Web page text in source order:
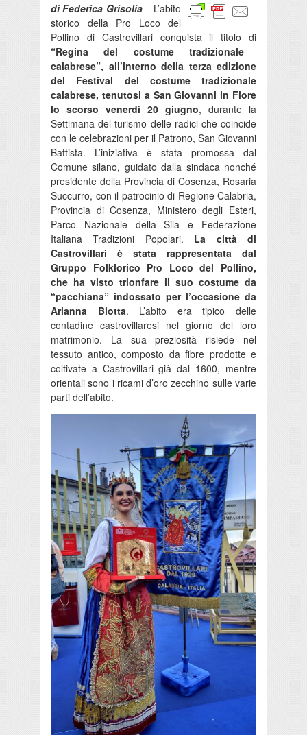
di Federica Grisolia – L’abito
storico della Pro Loco del
Pollino di Castrovillari conquista il titolo di
“Regina del costume tradizionale
calabrese”, all’interno della terza edizione
del Festival del costume tradizionale
calabrese, tenutosi a San Giovanni in Fiore
lo scorso venerdì 20 giugno, durante la
Settimana del turismo delle radici che coincide
con le celebrazioni per il Patrono, San Giovanni
Battista. L’iniziativa è stata promossa dal
Comune silano, guidato dalla sindaca nonché
presidente della Provincia di Cosenza, Rosaria
Succurro, con il patrocinio di Regione Calabria,
Provincia di Cosenza, Ministero degli Esteri,
Parco Nazionale della Sila e Federazione
Italiana Tradizioni Popolari. La città di
Castrovillari è stata rappresentata dal
Gruppo Folklorico Pro Loco del Pollino,
che ha visto trionfare il suo costume da
“pacchiana” indossato per l’occasione da
Arianna Blotta. L’abito era tipico delle
contadine castrovillaresi nel giorno del loro
matrimonio. La sua preziosità risiede nel
tessuto antico, composto da fibre prodotte e
coltivate a Castrovillari già dal 1600, mentre
orientali sono i ricami d’oro zecchino sulle varie
parti dell’abito.